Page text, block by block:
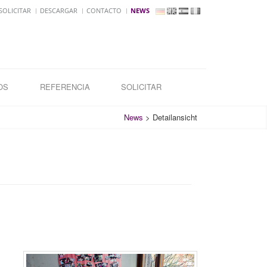
DESCARGAR CONTACTO NEWS
REFERENCIA SOLICITAR
News > Detailansicht